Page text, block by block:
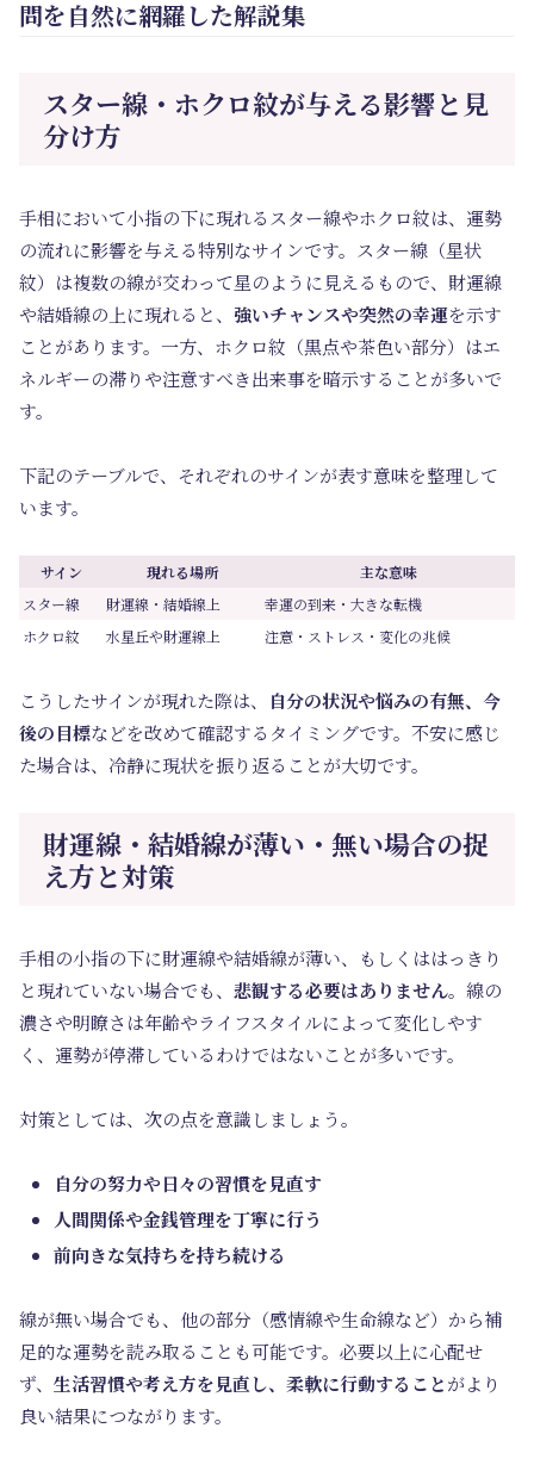
問を自然に網羅した解説集
スター線・ホクロ紋が与える影響と見
分け方
手相において小指の下に現れるスター線やホクロ紋は、運勢
の流れに影響を与える特別なサインです。スター線（星状
紋）は複数の線が交わって星のように見えるもので、財運線
や結婚線の上に現れると、 強いチャンスや突然の幸運を示す
ことがあります。一方、ホクロ紋（黒点や茶色い部分）はエ
ネルギーの滞りや注意すべき出来事を暗示することが多いで
す。
下記のテーブルで、それぞれのサインが表す意味を整理して
います。
サイン 現れる場所
主な意味
スター線
財運線・結婚線上
幸運の到来・大きな転機
ホクロ紋
水星丘や財運線上 注意・ストレス・変化の兆候
こうしたサインが現れた際は、
自分の状況や悩みの有無、今
後の目標などを改めて確認するタイミングです。不安に感じ
た場合は、冷静に現状を振り返ることが大切です。
財運線・結婚線が薄い・無い場合の捉
え方と対策
手相の小指の下に財運線や結婚線が薄い、もしくははっきり
と現れていない場合でも、 悲観する必要はありません。線の
濃さや明瞭さは年齢やライフスタイルによって変化しやす
く、運勢が停滞しているわけではないことが多いです。
対策としては、次の点を意識しましょう。
自分の努力や日々の習慣を見直す
人間関係や金銭管理を丁寧に行う
前向きな気持ちを持ち続ける
線が無い場合でも、他の部分（感情線や生命線など）から補
足的な運勢を読み取ることも可能です。必要以上に心配せ
ず、 生活習慣や考え方を見直し、柔軟に行動することがより
良い結果につながります。